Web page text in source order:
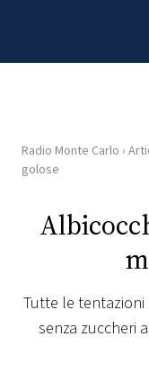
HOME
RADIO
PLAYLIST
Radio Monte Carlo ›
golose
Tutte le
senza zuccheri